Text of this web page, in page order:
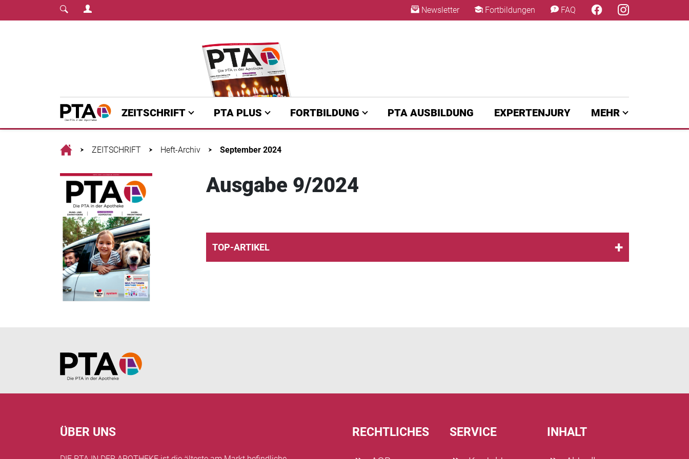
Login Menu Newsletter Fortbildungen FAQ
Home
ZEITSCHRIFT PTA PLUS FORTBILDUNG PTA AUSBILDUNG EXPERTENJURY MEHR
HomeZEITSCHRIFT Heft-Archiv September 2024
Ausgabe 9/2024
TOP-ARTIKEL
Home
ÜBER UNS RECHTLICHES SERVICE INHALT
×